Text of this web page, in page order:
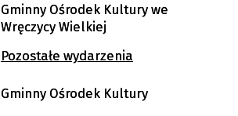
Gminny Ośrodek Kultury we
Wręczycy Wielkiej
Pozostałe wydarzenia
Gminny Ośrodek Kultury